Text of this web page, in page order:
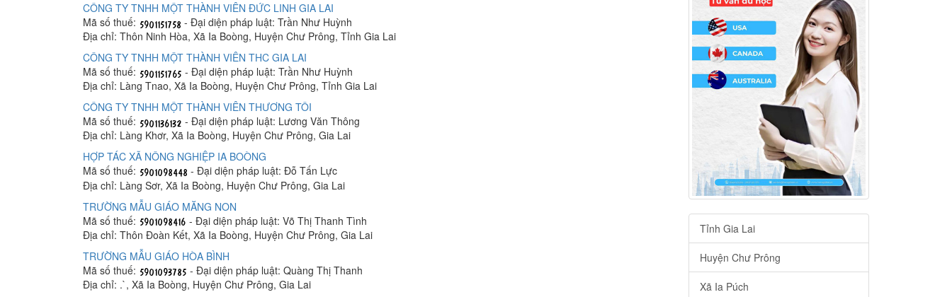
CÔNG TY TNHH MỘT THÀNH VIÊN ĐỨC LINH GIA LAI
Mã số thuế:
- Đại diện pháp luật: Trần Như Huỳnh
Địa chỉ: Thôn Ninh Hòa, Xã Ia Boòng, Huyện Chư Prông, Tỉnh Gia Lai
CÔNG TY TNHH MỘT THÀNH VIÊN THC GIA LAI
Mã số thuế:
- Đại diện pháp luật: Trần Như Huỳnh
Địa chỉ: Làng Tnao, Xã Ia Boòng, Huyện Chư Prông, Tỉnh Gia Lai
CÔNG TY TNHH MỘT THÀNH VIÊN THƯƠNG TÔI
Mã số thuế:
- Đại diện pháp luật: Lương Văn Thông
Địa chỉ: Làng Khơr, Xã Ia Boòng, Huyện Chư Prông, Gia Lai
HỢP TÁC XÃ NÔNG NGHIỆP IA BOÒNG
Mã số thuế:
- Đại diện pháp luật: Đỗ Tấn Lực
Địa chỉ: Làng Sơr, Xã Ia Boòng, Huyện Chư Prông, Gia Lai
TRƯỜNG MẪU GIÁO MĂNG NON
Mã số thuế:
- Đại diện pháp luật: Võ Thị Thanh Tình
Địa chỉ: Thôn Đoàn Kết, Xã Ia Boòng, Huyện Chư Prông, Gia Lai
TRƯỜNG MẪU GIÁO HÒA BÌNH
Mã số thuế:
- Đại diện pháp luật: Quàng Thị Thanh
Địa chỉ: .`, Xã Ia Boòng, Huyện Chư Prông, Gia Lai
Tỉnh Gia Lai
Huyện Chư Prông
Xã Ia Púch